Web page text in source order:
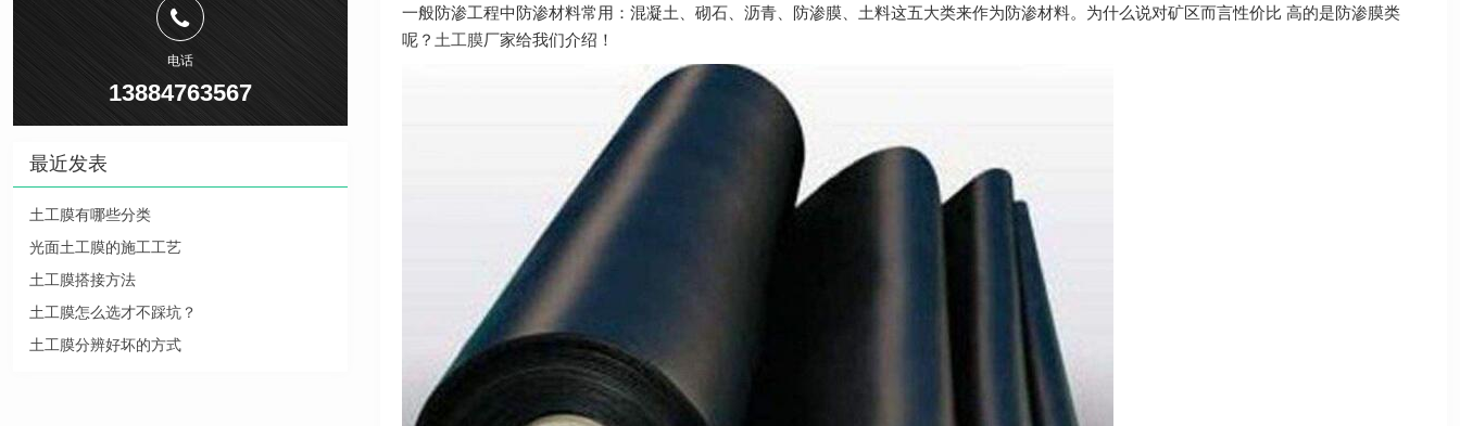
一般防渗工程中防渗材料常用：混凝土、砌石、沥青、防渗膜、土料这五大类来作为防渗材料。为什么说对矿区而言性价比 高的是防渗膜类
呢？ 土工膜厂家给我们介绍！
电话
13884763567
最近发表
土工膜有哪些分类
光面土工膜的施工工艺
土工膜搭接方法
土工膜怎么选才不踩坑？
土工膜分辨好坏的方式